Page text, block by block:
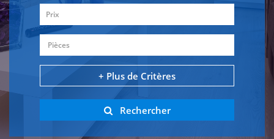
Prix
Pièces
+ Plus de Critères
Rechercher